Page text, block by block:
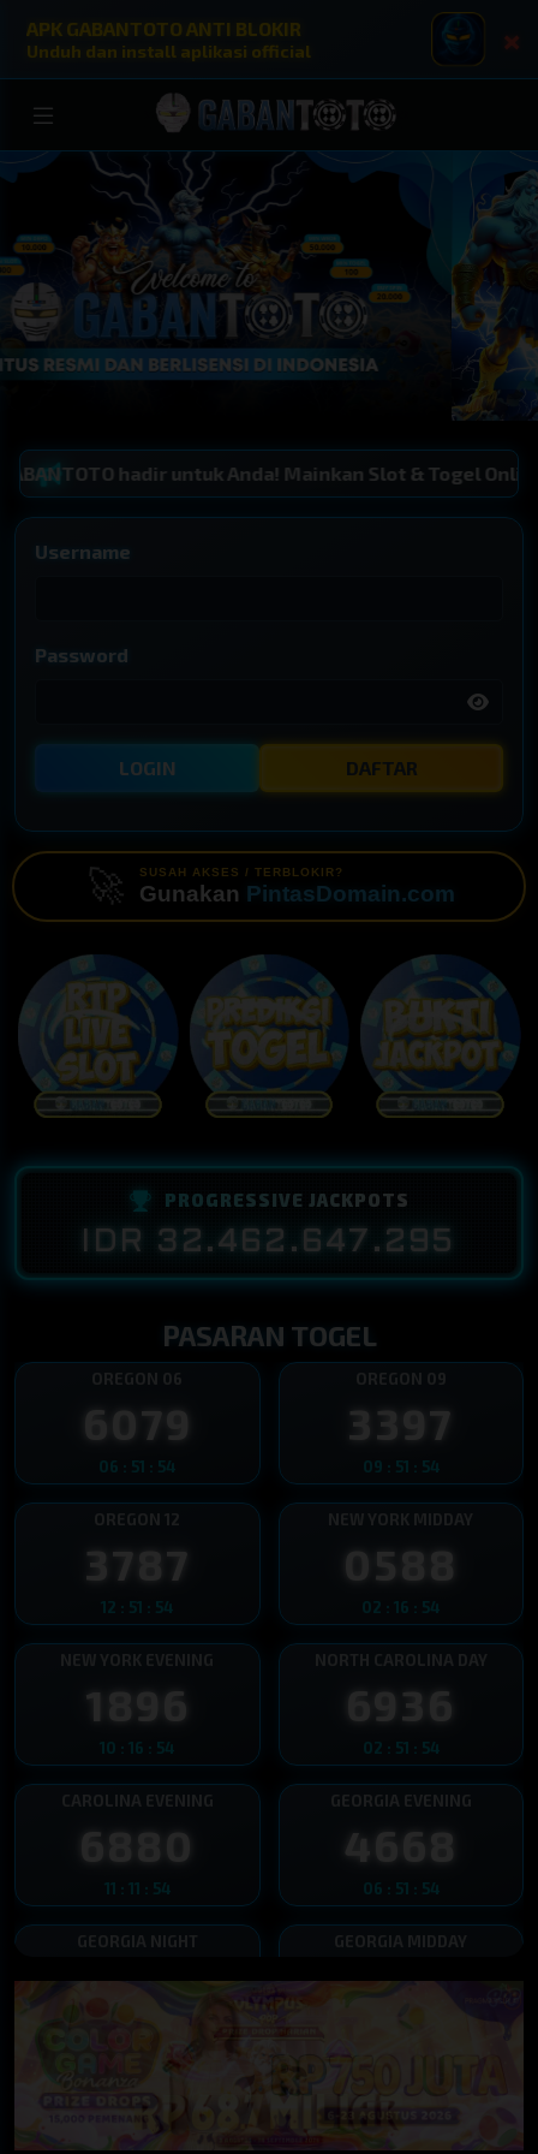
APK GABANTOTO ANTI BLOKIR
Unduh dan install aplikasi official ×
TABLE FISHING
untuk Anda! Mainkan Slot & Togel Online dengan
Username
Password
LOGIN DAFTAR
🚀 SUSAH AKSES / TERBLOKIR?
Gunakan PintasDomain.com
PROGRESSIVE JACKPOTS
IDR 32.462.647.448
PASARAN TOGEL
6079
06 : 51 : 53
3397
09 : 51 : 53
3787
12 : 51 : 53
0588
02 : 16 : 53
1896
10 : 16 : 53
6936
02 : 51 : 53
6880
11 : 11 : 53
4668
06 : 51 : 53
3227 3250
5806 4402